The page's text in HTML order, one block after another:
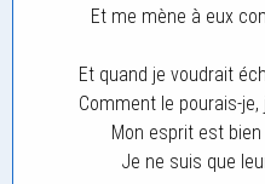
Et me mène à eux
Et quand je voudrait
Comment le pourais-
Mon esprit est
Je ne suis que